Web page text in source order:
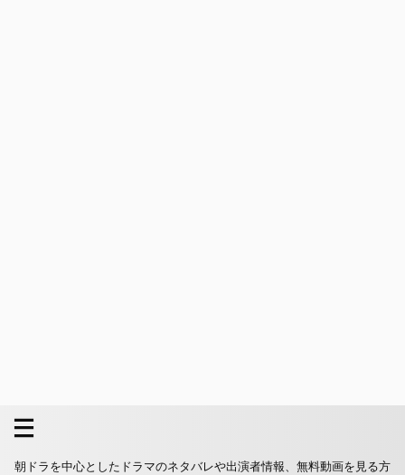
朝ドラを中心としたドラマのネタバレや出演者情報、無料動画を見る方